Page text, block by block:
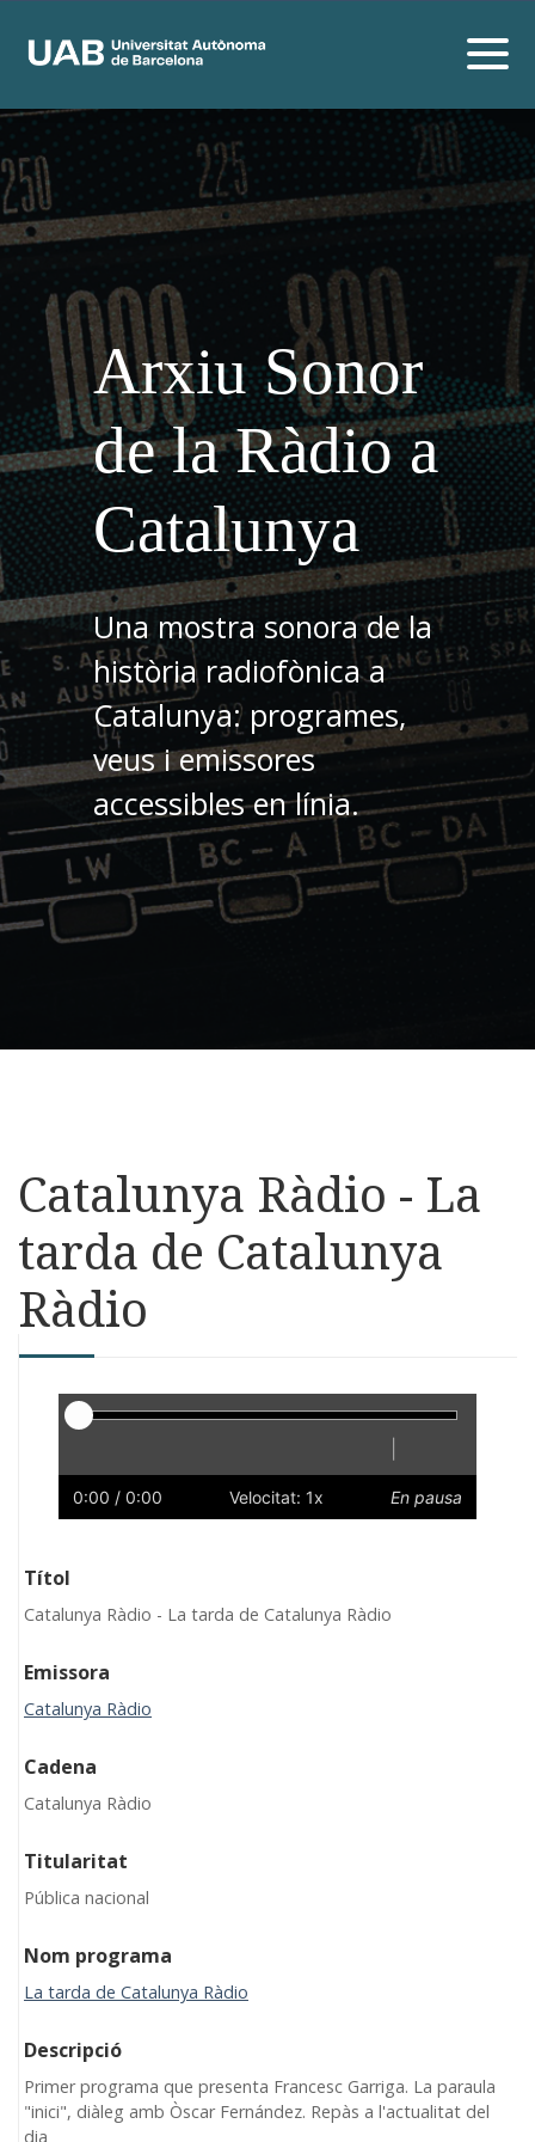
Arxiu Sonor
de la Ràdio a
Catalunya
Una mostra sonora de la
història radiofònica a
Catalunya: programes,
veus i emissores
accessibles en línia.
Catalunya Ràdio - La
tarda de Catalunya
Ràdio
Reproductor
Lent
0:00 / 0:00 Velocitat: 1x En pausa
Títol
Catalunya Ràdio - La tarda de Catalunya Ràdio
Emissora
Catalunya Ràdio
Cadena
Catalunya Ràdio
Titularitat
Pública nacional
Nom programa
La tarda de Catalunya Ràdio
Descripció
Primer programa que presenta Francesc Garriga. La paraula
"inici", diàleg amb Òscar Fernández. Repàs a l'actualitat del
dia